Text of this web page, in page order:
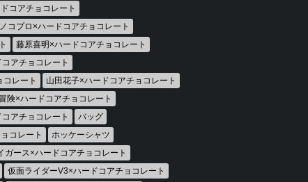
コアチョコレート
コプロ×ハードコアチョコレート
藤原喜明×ハードコアチョコレート
アチョコレート
コレート
山田花子×ハードコアチョコレート
険×ハードコアチョコレート
アチョコレート
バッグ
コレート
ホッケーシャツ
ガース×ハードコアチョコレート
仮面ライダーV3×ハードコアチョコレート